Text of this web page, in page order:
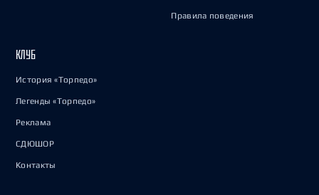
Правила поведения
КЛУБ
История «Торпедо»
Легенды «Торпедо»
Реклама
СДЮШОР
Контакты